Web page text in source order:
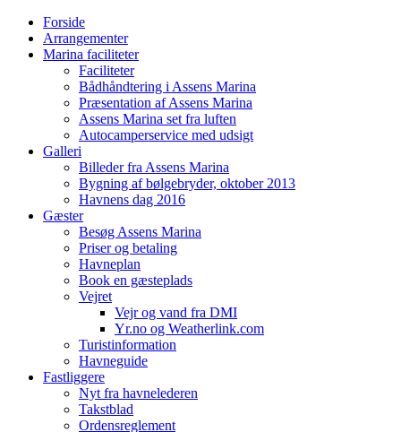
Forside
Arrangementer
Marina faciliteter
Faciliteter
Bådhåndtering i Assens Marina
Præsentation af Assens Marina
Assens Marina set fra luften
Autocamperservice med udsigt
Galleri
Billeder fra Assens Marina
Bygning af bølgebryder, oktober 2013
Havnens dag 2016
Gæster
Besøg Assens Marina
Priser og betaling
Havneplan
Book en gæsteplads
Vejret
Vejr og vand fra DMI
Yr.no og Weatherlink.com
Turistinformation
Havneguide
Fastliggere
Nyt fra havnelederen
Takstblad
Ordensreglement